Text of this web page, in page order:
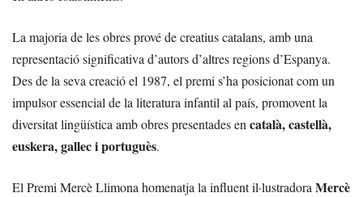
La majoria de les obres prové de creatius catalans, amb una
representació significativa d’autors d’altres regions d’Espanya.
Des de la seva creació el 1987, el premi s’ha posicionat com un
impulsor essencial de la literatura infantil al país, promovent la
diversitat lingüística amb obres presentades en català, castellà,
euskera, gallec i portuguès.
El Premi Mercè Llimona homenatja la influent il·lustradora Mercè